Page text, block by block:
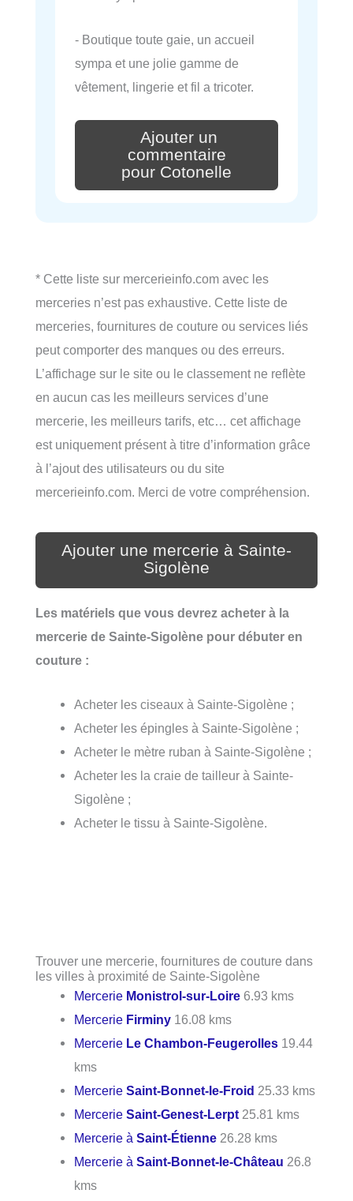
- Boutique toute gaie, un accueil
sympa et une jolie gamme de
vêtement, lingerie et fil a tricoter.
Ajouter un
commentaire
pour Cotonelle
* Cette liste sur mercerieinfo.com avec les
merceries n’est pas exhaustive. Cette liste de
merceries, fournitures de couture ou services liés
peut comporter des manques ou des erreurs.
L’affichage sur le site ou le classement ne reflète
en aucun cas les meilleurs services d’une
mercerie, les meilleurs tarifs, etc… cet affichage
est uniquement présent à titre d’information grâce
à l’ajout des utilisateurs ou du site
mercerieinfo.com. Merci de votre compréhension.
Ajouter une mercerie à Sainte-
Sigolène
Les matériels que vous devrez acheter à la
mercerie de Sainte-Sigolène pour débuter en
couture :
Acheter les ciseaux à Sainte-Sigolène ;
Acheter les épingles à Sainte-Sigolène ;
Acheter le mètre ruban à Sainte-Sigolène ;
Acheter les la craie de tailleur à Sainte-
Sigolène ;
Acheter le tissu à Sainte-Sigolène.
Trouver une mercerie, fournitures de couture dans
les villes à proximité de Sainte-Sigolène
Mercerie Monistrol-sur-Loire 6.93 kms
Mercerie Firminy 16.08 kms
Mercerie Le Chambon-Feugerolles 19.44
kms
MercerieSaint-Bonnet-le-Froid 25.33 kms
MercerieSaint-Genest-Lerpt 25.81 kms
Mercerie àSaint-Étienne 26.28 kms
Mercerie àSaint-Bonnet-le-Château 26.8
kms